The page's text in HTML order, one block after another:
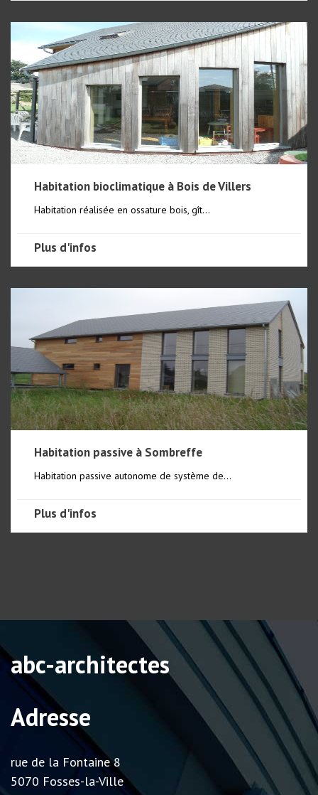
Habitation bioclimatique à Bois de Villers
Habitation réalisée en ossature bois, gît...
Plus d'infos
Habitation passive à Sombreffe
Habitation passive autonome de système de...
Plus d'infos
abc-architectes
Adresse
rue de la Fontaine 8
5070 Fosses-la-Ville